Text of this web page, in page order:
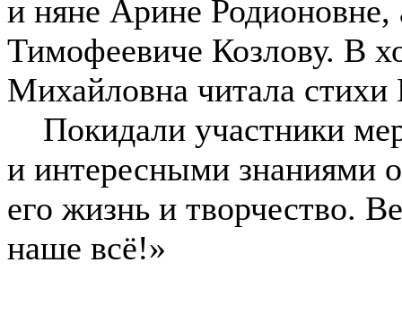
и няне Арине Родионовне,
Тимофеевиче Козлову. В
Михайловна читала
Покидали участники
и интересными знаниями
его жизнь и творчество.
наше всё!»